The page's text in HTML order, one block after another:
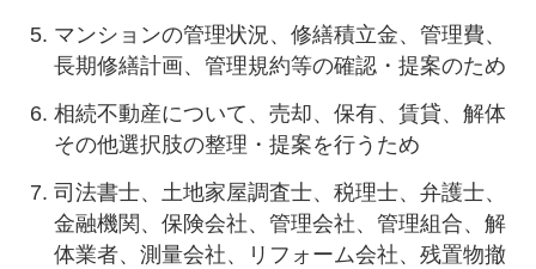
マンションの管理状況、修繕積立金、管理費、
長期修繕計画、管理規約等の確認・提案のため
相続不動産について、売却、保有、賃貸、解体
その他選択肢の整理・提案を行うため
司法書士、土地家屋調査士、税理士、弁護士、
金融機関、保険会社、管理会社、管理組合、解
体業者、測量会社、リフォーム会社、残置物撤